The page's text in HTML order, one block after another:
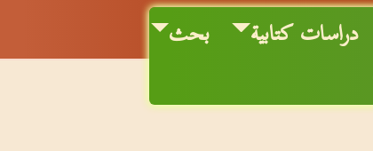
دراسات كتابية بحث